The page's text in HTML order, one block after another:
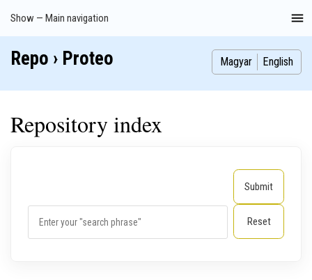
Main
navigation
Show — Main navigation
Index
Publications
Theses
Images
Contributors
Repo › Proteo Magyar English
Repository index